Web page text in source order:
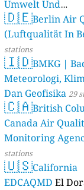
Umwelt Und
46 stations
🇩🇪Berlin Air
(Luftqualität In
stations
🇮🇩BMKG |
Meteorologi,
Dan Geofisika 29
🇨🇦British
Canada Air
Monitoring
stations
🇺🇸California
EDCAQMD El